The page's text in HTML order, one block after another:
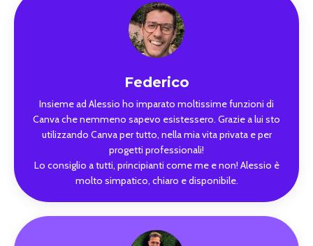
Federico
Insieme ad Alessio ho imparato moltissime funzioni di
Canva che nemmeno sapevo esistessero. Grazie a lui sto
utilizzando Canva per tutto, nella mia vita privata e per
progetti professionali!
Lo consiglio a tutti, principianti come me e non! Alessio è
molto simpatico, chiaro e disponibile.